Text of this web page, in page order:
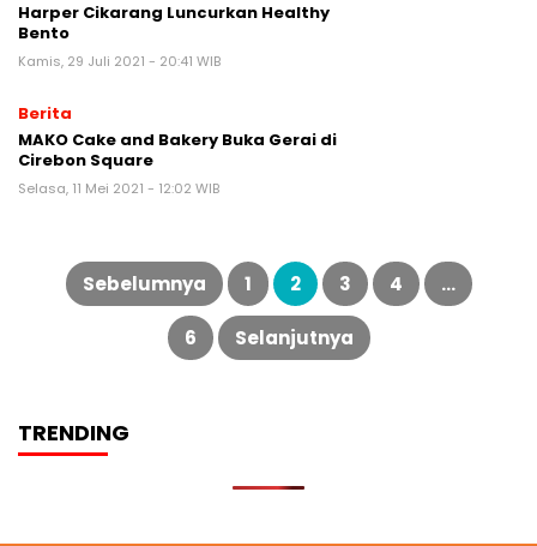
Harper Cikarang Luncurkan Healthy
Bento
Kamis, 29 Juli 2021 - 20:41 WIB
Berita
MAKO Cake and Bakery Buka Gerai di
Cirebon Square
Selasa, 11 Mei 2021 - 12:02 WIB
Paginasi
posSebelumnya 1 2 3 4 …
6 Selanjutnya
TRENDING